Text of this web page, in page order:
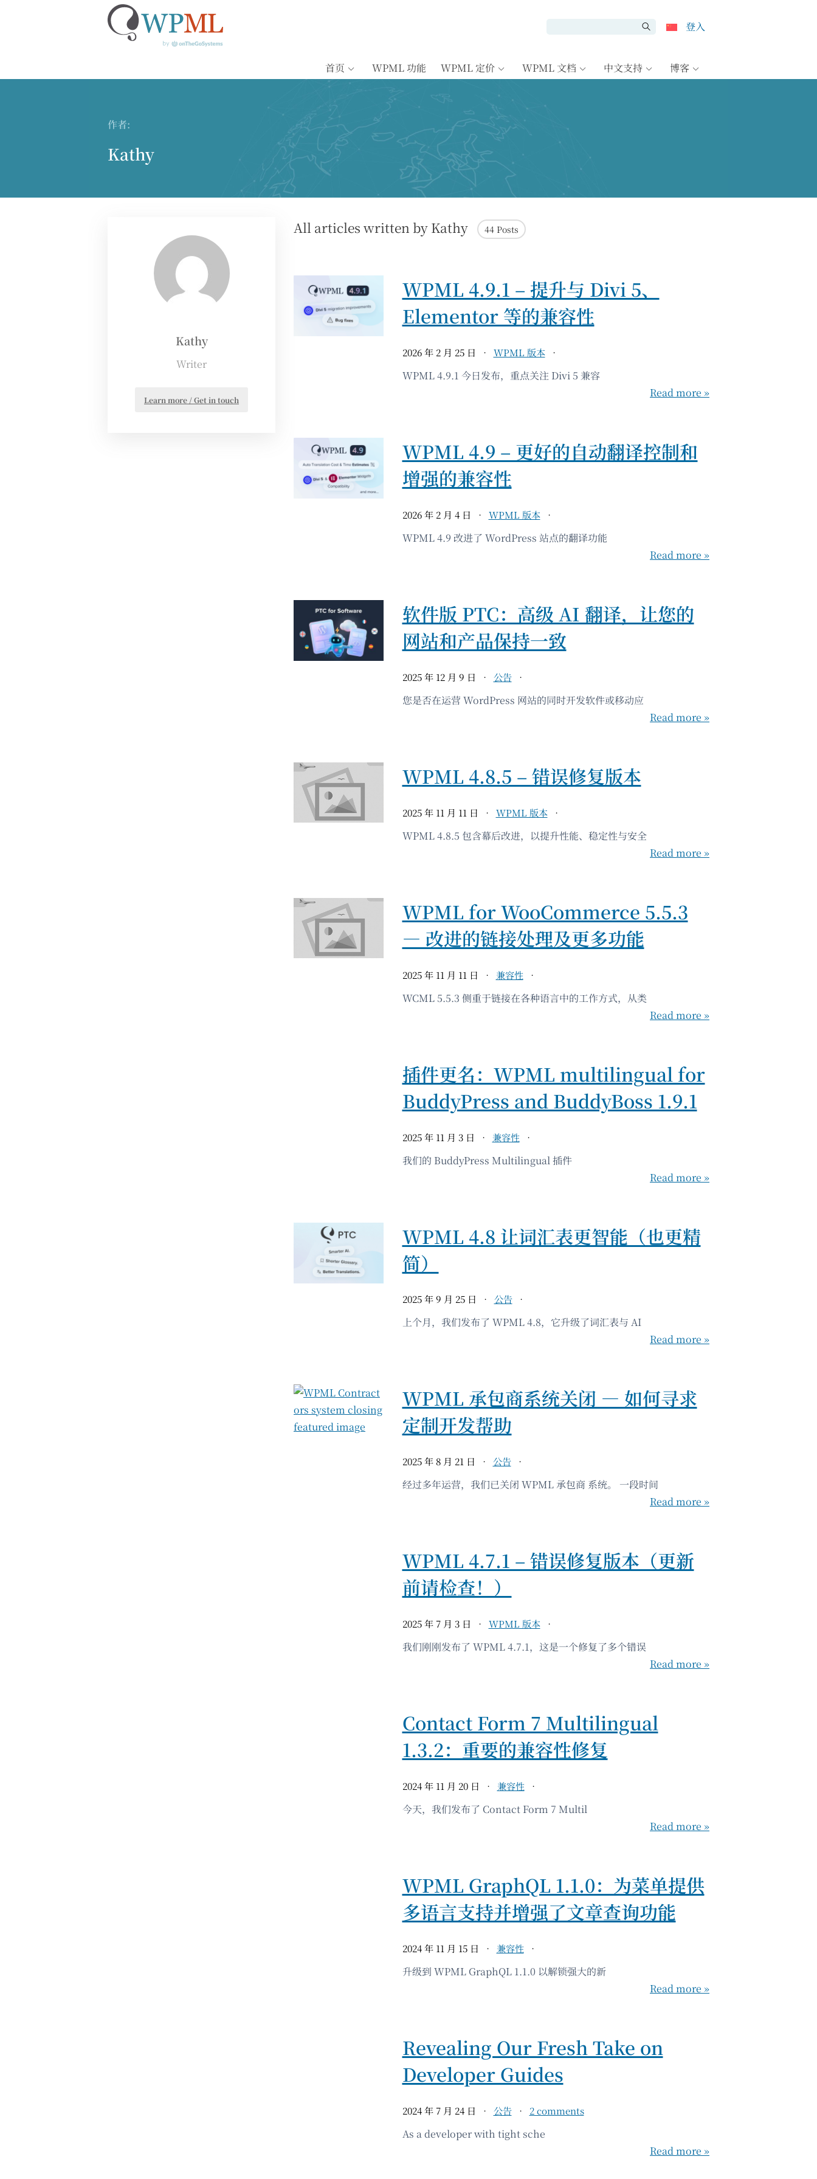
登入
首页 WPML 功能 WPML 定价 WPML 文档 中文支持 博客
作者:
Kathy
Kathy
Writer
Learn more / Get in touch
All articles written by Kathy 44 Posts
WPML 4.9.1 – 提升与 Divi 5、
Elementor 等的兼容性
2026 年 2 月 25 日 WPML 版本
WPML 4.9.1 今日发布，重点关注 Divi 5 兼容
Read more »
WPML 4.9 – 更好的自动翻译控制和
增强的兼容性
2026 年 2 月 4 日 WPML 版本
WPML 4.9 改进了 WordPress 站点的翻译功能
Read more »
软件版 PTC：高级 AI 翻译，让您的
网站和产品保持一致
2025 年 12 月 9 日 公告
您是否在运营 WordPress 网站的同时开发软件或移动应
Read more »
WPML 4.8.5 – 错误修复版本
2025 年 11 月 11 日 WPML 版本
WPML 4.8.5 包含幕后改进，以提升性能、稳定性与安全
Read more »
WPML for WooCommerce 5.5.3
— 改进的链接处理及更多功能
2025 年 11 月 11 日 兼容性
WCML 5.5.3 侧重于链接在各种语言中的工作方式，从类
Read more »
插件更名：WPML multilingual for
BuddyPress and BuddyBoss 1.9.1
2025 年 11 月 3 日 兼容性
我们的 BuddyPress Multilingual 插件
Read more »
WPML 4.8 让词汇表更智能（也更精
简）
2025 年 9 月 25 日 公告
上个月，我们发布了 WPML 4.8，它升级了词汇表与 AI
Read more »
WPML 承包商系统关闭 — 如何寻求
定制开发帮助
2025 年 8 月 21 日 公告
经过多年运营，我们已关闭 WPML 承包商 系统。 一段时间
Read more »
WPML 4.7.1 – 错误修复版本（更新
前请检查！）
2025 年 7 月 3 日 WPML 版本
我们刚刚发布了 WPML 4.7.1，这是一个修复了多个错误
Read more »
Contact Form 7 Multilingual
1.3.2：重要的兼容性修复
2024 年 11 月 20 日 兼容性
今天，我们发布了 Contact Form 7 Multil
Read more »
WPML GraphQL 1.1.0：为菜单提供
多语言支持并增强了文章查询功能
2024 年 11 月 15 日 兼容性
升级到 WPML GraphQL 1.1.0 以解锁强大的新
Read more »
Revealing Our Fresh Take on
Developer Guides
2024 年 7 月 24 日 公告 2 comments
As a developer with tight sche
Read more »